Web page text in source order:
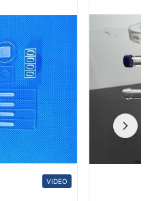
ートは、すべての一般的
ンプル収集、化合物調製、
、ハイスループット スク
養増殖、プレート複製など
ます。プレートの列には通
られています。右上隅のノ
決定します。プレートは...
VIDEO